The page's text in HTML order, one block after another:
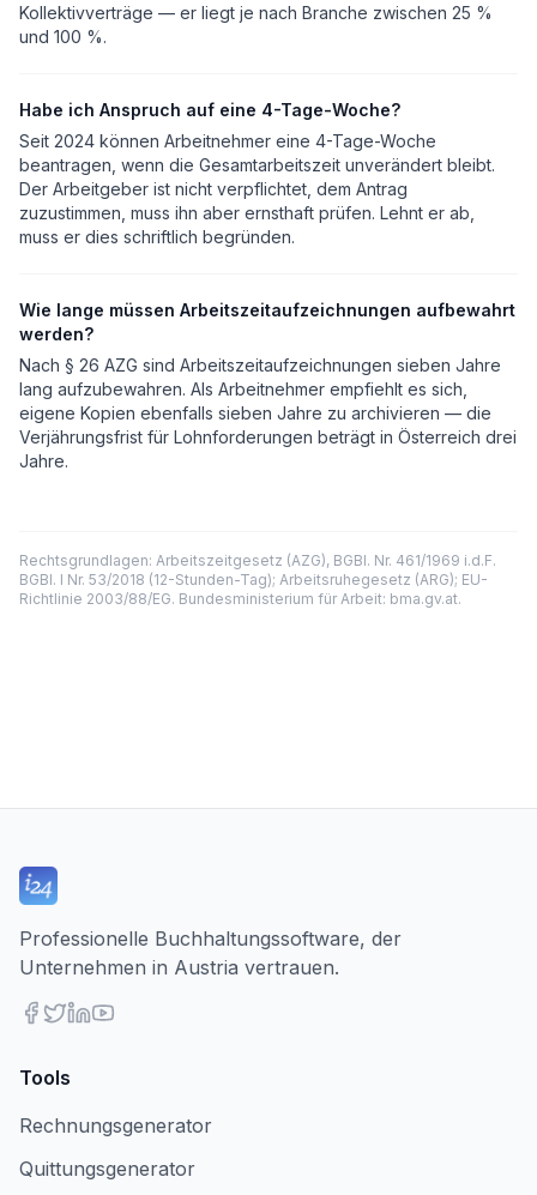
Kollektivverträge — er liegt je nach Branche zwischen 25 %
und 100 %.
Habe ich Anspruch auf eine 4-Tage-Woche?
Seit 2024 können Arbeitnehmer eine 4-Tage-Woche
beantragen, wenn die Gesamtarbeitszeit unverändert bleibt.
Der Arbeitgeber ist nicht verpflichtet, dem Antrag
zuzustimmen, muss ihn aber ernsthaft prüfen. Lehnt er ab,
muss er dies schriftlich begründen.
Wie lange müssen Arbeitszeitaufzeichnungen aufbewahrt
werden?
Nach § 26 AZG sind Arbeitszeitaufzeichnungen sieben Jahre
lang aufzubewahren. Als Arbeitnehmer empfiehlt es sich,
eigene Kopien ebenfalls sieben Jahre zu archivieren — die
Verjährungsfrist für Lohnforderungen beträgt in Österreich drei
Jahre.
Rechtsgrundlagen: Arbeitszeitgesetz (AZG), BGBl. Nr. 461/1969 i.d.F.
BGBl. I Nr. 53/2018 (12-Stunden-Tag); Arbeitsruhegesetz (ARG); EU-
Richtlinie 2003/88/EG. Bundesministerium für Arbeit: bma.gv.at.
Professionelle Buchhaltungssoftware, der
Unternehmen in Austria vertrauen.
Tools
Rechnungsgenerator
Quittungsgenerator